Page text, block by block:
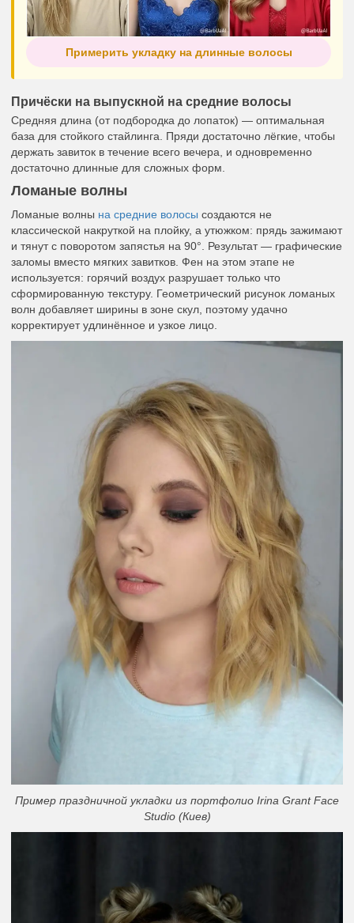
Примерить укладку на длинные волосы
Причёски на выпускной на средние волосы
Средняя длина (от подбородка до лопаток) — оптимальная
база для стойкого стайлинга. Пряди достаточно лёгкие, чтобы
держать завиток в течение всего вечера, и одновременно
достаточно длинные для сложных форм.
Ломаные волны
Ломаные волны на средние волосы создаются не
классической накруткой на плойку, а утюжком: прядь зажимают
и тянут с поворотом запястья на 90°. Результат — графические
заломы вместо мягких завитков. Фен на этом этапе не
используется: горячий воздух разрушает только что
сформированную текстуру. Геометрический рисунок ломаных
волн добавляет ширины в зоне скул, поэтому удачно
корректирует удлинённое и узкое лицо.
Пример праздничной укладки из портфолио Irina Grant Face
Studio (Киев)